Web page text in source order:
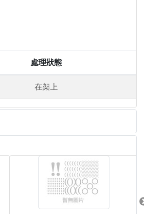
處理狀態
在架上